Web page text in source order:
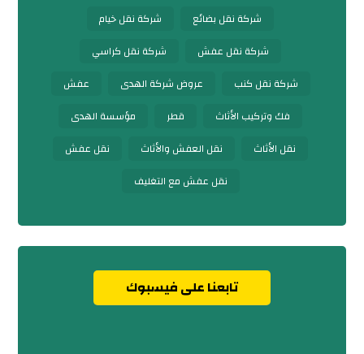
شركة نقل بضائع
شركة نقل خيام
شركة نقل عفش
شركة نقل كراسي
شركة نقل كنب
عروض شركة الهدى
عفش
فك وتركيب الأثاث
قطر
مؤسسة الهدى
نقل الأثاث
نقل العفش والأثاث
نقل عفش
نقل عفش مع التغليف
تابعنا على فيسبوك